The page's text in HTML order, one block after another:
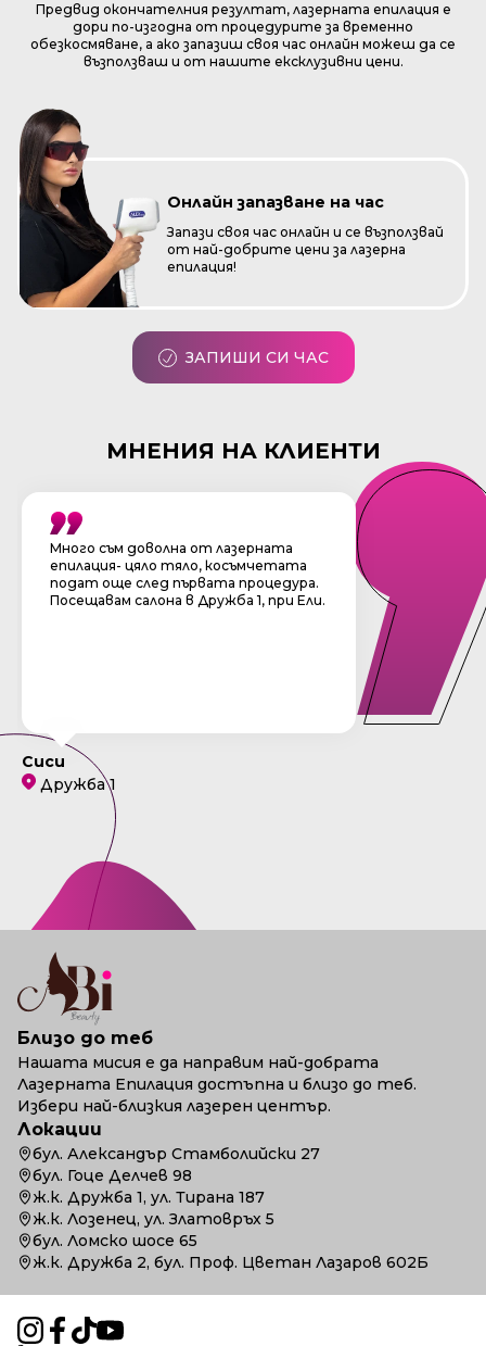
Предвид окончателния резултат, лазерната епилация е
дори по-изгодна от процедурите за временно
обезкосмяване, а ако запазиш своя час онлайн можеш да се
възползваш и от нашите ексклузивни цени.
Онлайн запазване на час
Запази своя час онлайн и се възползвай
от най-добрите цени за лазерна
епилация!
ЗАПИШИ СИ ЧАС
МНЕНИЯ НА КЛИЕНТИ
Много съм доволна от лазерната
епилация- цяло тяло, косъмчетата
подат още след първата процедура.
Посещавам салона в Дружба 1, при Ели.
Сиси
Дружба 1
Близо до теб
Нашата мисия е да направим най-добрата
Лазерната Епилация достъпна и близо до теб.
Избери най-близкия лазерен център.
Локации
бул. Александър Стамболийски 27
бул. Гоце Делчев 98
ж.к. Дружба 1, ул. Тирана 187
ж.к. Лозенец, ул. Златовръх 5
бул. Ломско шосе 65
ж.к. Дружба 2, бул. Проф. Цветан Лазаров 602Б